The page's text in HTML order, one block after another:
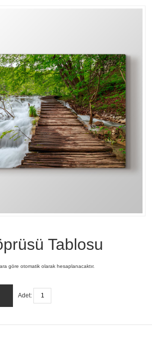
Tablosu
göre otomatik olarak hesaplanacaktır.
Adet: